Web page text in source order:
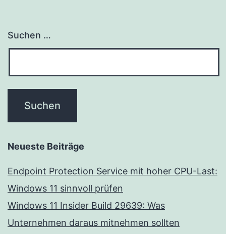
Suchen …
Neueste Beiträge
Endpoint Protection Service mit hoher CPU-Last:
Windows 11 sinnvoll prüfen
Windows 11 Insider Build 29639: Was
Unternehmen daraus mitnehmen sollten